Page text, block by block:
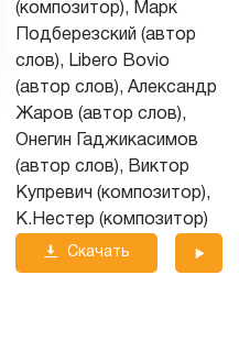
(композитор), Марк
Подберезский (автор
слов), Libero Bovio
(автор слов), Александр
Жаров (автор слов),
Онегин Гаджикасимов
(автор слов), Виктор
Купревич (композитор),
К.Нестер (композитор)
Скачать